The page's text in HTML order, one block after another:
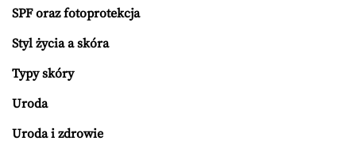
SPF oraz fotoprotekcja
Styl życia a skóra
Typy skóry
Uroda
Uroda i zdrowie